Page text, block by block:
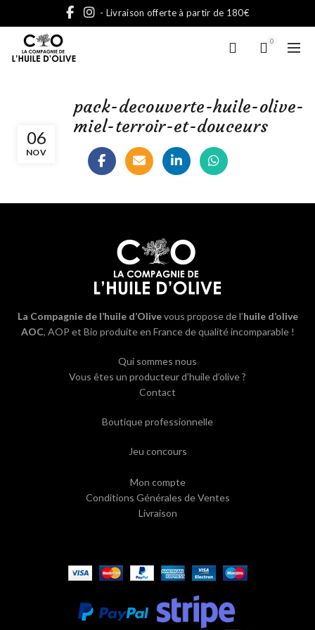
- Livraison offerte à partir de 180€
0
06
NOV
pack-decouverte-huile-olive-
miel-terroir-et-douceurs
La Compagnie de l’huile d’Olivevous propose de l’huile d’olive
AOC, AOP et Bio produite en France de qualité incomparable !
Qui sommes nous
Vous êtes un producteur d’huile d’olive ?
Contact
Boutique professionnelle
Jeu concours
Mon compte
Conditions Générales de Ventes
Livraison